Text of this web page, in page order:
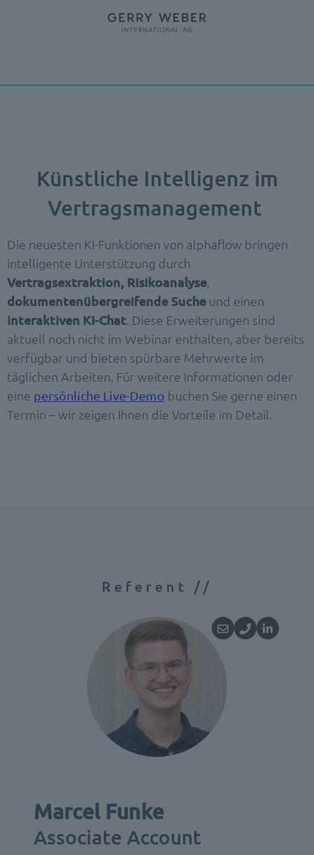
Künstliche Intelligenz im
Vertragsmanagement
Die neuesten KI-Funktionen von alphaflow bringen
intelligente Unterstützung durch
Vertragsextraktion, Risikoanalyse,
dokumentenübergreifende Suche und einen
interaktiven KI-Chat. Diese Erweiterungen sind
aktuell noch nicht im Webinar enthalten, aber bereits
verfügbar und bieten spürbare Mehrwerte im
täglichen Arbeiten. Für weitere Informationen oder
eine persönliche Live-Demo buchen Sie gerne einen
Termin – wir zeigen Ihnen die Vorteile im Detail.
Referent //
Marcel Funke
Associate Account